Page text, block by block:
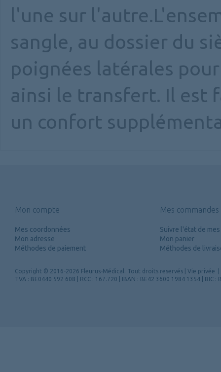
l'une sur
sangle, au dossier du
poignées latérales
ainsi le transfert. Il est
un confort
Mon compte
Mes coordonnées
Mon adresse
Méthodes de paiement
Mes commandes
Suivre l'état de
Mon panier
Méthodes de
Copyright © 2016-2026 Fleurus-Médical. Tout droits reservés Vie privée
TVA : BE0440 592 608 | RCC : 167.720 | IBAN : BE42 3600 1984 1354 | BIC :